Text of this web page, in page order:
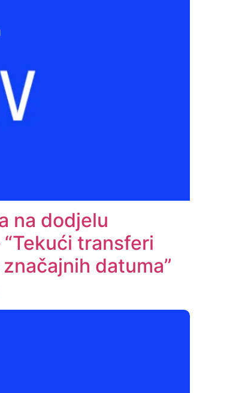
na dodjelu
transferi
datuma”